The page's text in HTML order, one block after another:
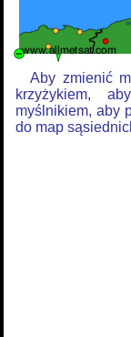
Aby zmienić
krzyżykiem,
myślnikiem, aby
do map